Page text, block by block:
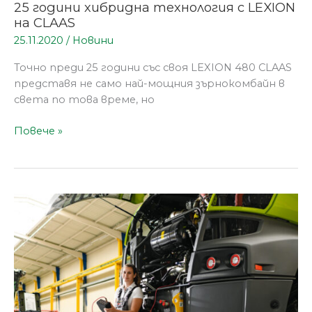
25 години хибридна технология с LEXION
на CLAAS
25.11.2020 / Новини
Точно преди 25 години със своя LEXION 480 CLAAS
представя не само най-мощния зърнокомбайн в
света по това време, но
Повече »
Зимни
инспекции
на
земеделска
техника
CLAAS